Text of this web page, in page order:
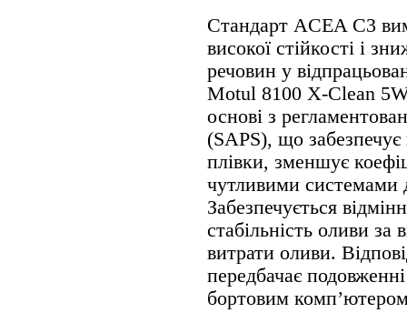
Стандарт ACEA C3
високої стійкості і
речовин у
Motul 8100 X-Clean
основі з
(SAPS), що забезпечує
плівки, зменшує
чутливими системами
Забезпечується
стабільність оливи
витрати оливи.
передбачає
бортовим